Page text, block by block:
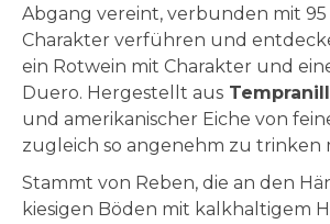
Abgang vereint, verbunden mit 95
Charakter verführen und
ein Rotwein mit Charakter und
Duero. Hergestellt aus
und amerikanischer Eiche von
zugleich so angenehm zu trinken
Stammt von Reben, die an den
kiesigen Böden mit kalkhaltigem